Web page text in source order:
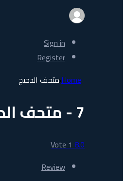
Sign in
Register
Homeمتحف الدحيح
7 - متحف الدحيح
8.0
1
Vote
Review